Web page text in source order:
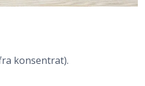
konsentrat).